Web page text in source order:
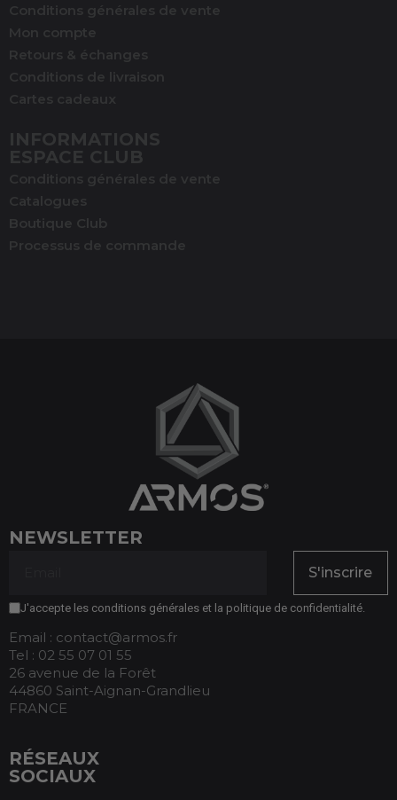
Conditions générales de vente
Mon compte
Retours & échanges
Conditions de livraison
Cartes cadeaux
INFORMATIONS
ESPACE CLUB
Conditions générales de vente
Catalogues
Boutique Club
Processus de commande
NEWSLETTER
S'inscrire
J'accepte les conditions générales et la politique de confidentialité.
Email : contact@armos.fr
Tel : 02 55 07 01 55
26 avenue de la Forêt
44860 Saint-Aignan-Grandlieu
FRANCE
RÉSEAUX
SOCIAUX